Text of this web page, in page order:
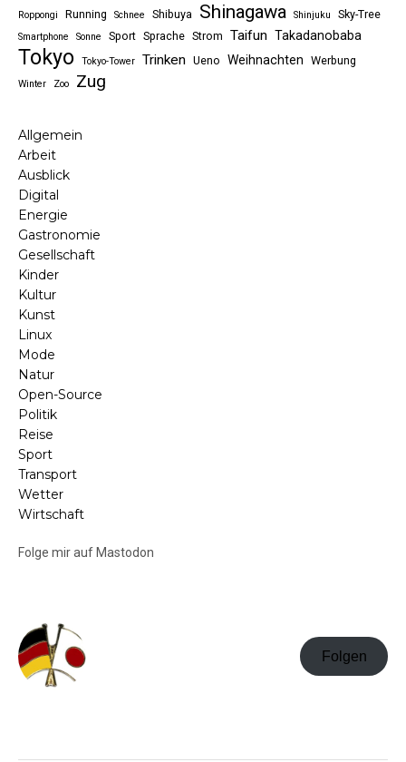
Roppongi
Running Schnee Shibuya Shinagawa Shinjuku Sky-Tree
Smartphone Sonne Sport Sprache Strom Taifun Takadanobaba
Tokyo Tokyo-Tower Trinken Ueno Weihnachten Werbung
Winter Zoo Zug
Allgemein
Arbeit
Ausblick
Digital
Energie
Gastronomie
Gesellschaft
Kinder
Kultur
Kunst
Linux
Mode
Natur
Open-Source
Politik
Reise
Sport
Transport
Wetter
Wirtschaft
Folge mir auf Mastodon
Folgen